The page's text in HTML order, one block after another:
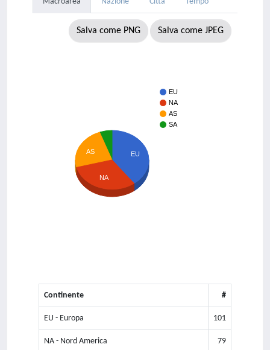
Salva come PNG Salva come JPEG
EU
NA
AS
SA
EU
AS
NA
Continente #
EU - Europa 101
NA - Nord America 79